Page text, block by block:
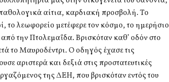
αίτια, καρδιακή προσβολή. Το
το λεωφορείο μετέφερε τον κόσμο, το ημερήσιο
την Πτολεμαΐδα. Βρισκόταν καθ’ οδόν στο
το Μαυροδέντρι. Ο οδηγός έχασε τις
αριστερά και δεξιά στις προστατευτικές
της ΔΕΗ, που βρισκόταν εντός του